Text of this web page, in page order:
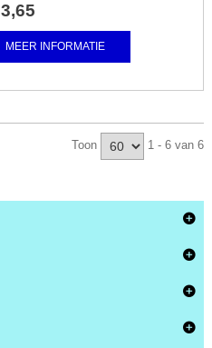
3,65
MEER INFORMATIE
Toon 1 - 6 van 6